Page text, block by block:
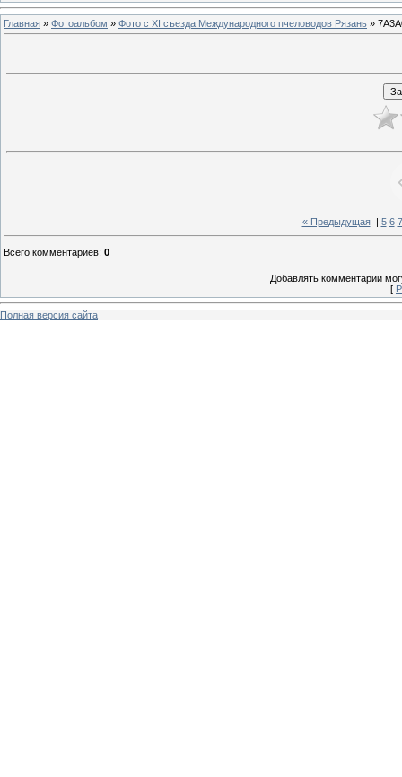
Главная » Фотоальбом » Фото с XI съезда Международного пчеловодов Рязань »
« Предыдущая| 5 6 7
Всего комментариев: 0
Добавлять комментарии
[
Полная версия сайта